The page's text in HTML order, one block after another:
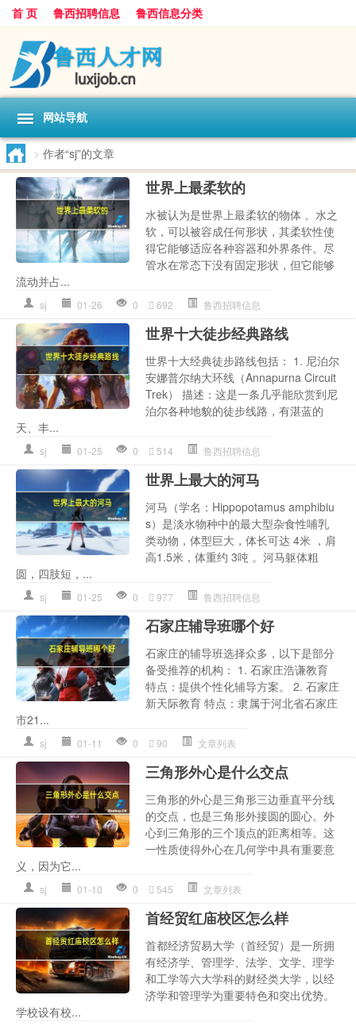
首 页 鲁西招聘信息 鲁西信息分类
网站导航
> 作者“sj”的文章
世界上最柔软的
水被认为是世界上最柔软的物体 。水之
软，可以被容成任何形状，其柔软性使
得它能够适应各种容器和外界条件。尽
管水在常态下没有固定形状，但它能够
流动并占...
sj 01-26 0 692 鲁西招聘信息
世界十大徒步经典路线
世界十大经典徒步路线包括： 1. 尼泊尔
安娜普尔纳大环线（Annapurna Circuit
Trek） 描述：这是一条几乎能欣赏到尼
泊尔各种地貌的徒步线路，有湛蓝的
天、丰...
sj 01-25 0 514 鲁西招聘信息
世界上最大的河马
河马（学名：Hippopotamus amphibiu
s）是淡水物种中的最大型杂食性哺乳
类动物，体型巨大，体长可达 4米 ，肩
高1.5米，体重约 3吨 。河马躯体粗
圆，四肢短，...
sj 01-25 0 977 鲁西招聘信息
石家庄辅导班哪个好
石家庄的辅导班选择众多，以下是部分
备受推荐的机构： 1. 石家庄浩谦教育
特点：提供个性化辅导方案。 2. 石家庄
新天际教育 特点：隶属于河北省石家庄
市21...
sj 01-11 0 90 文章列表
三角形外心是什么交点
三角形的外心是三角形三边垂直平分线
的交点，也是三角形外接圆的圆心。外
心到三角形的三个顶点的距离相等。这
一性质使得外心在几何学中具有重要意
义，因为它...
sj 01-10 0 545 文章列表
首经贸红庙校区怎么样
首都经济贸易大学（首经贸）是一所拥
有经济学、管理学、法学、文学、理学
和工学等六大学科的财经类大学，以经
济学和管理学为重要特色和突出优势。
学校设有校...